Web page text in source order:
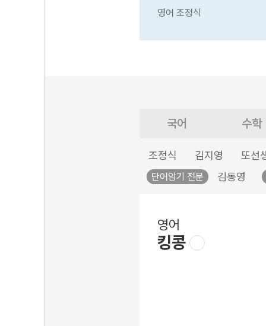
영어 조정식
국어 수학
조정식 김지영 또선
단어암기 전문 김동영
영어
킹콩